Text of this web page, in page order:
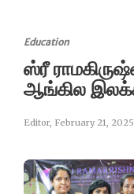
Education
ஸ்ரீ
ஆங்கில
Editor, February 21, 2025